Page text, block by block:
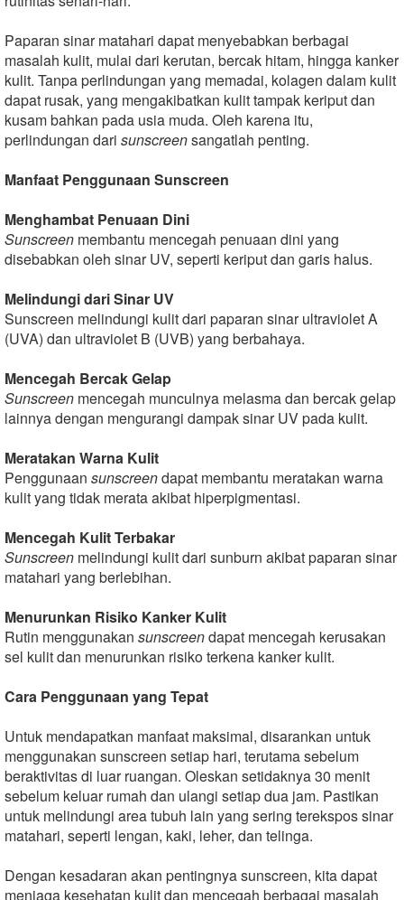
Paparan sinar matahari dapat menyebabkan berbagai
masalah kulit, mulai dari kerutan, bercak hitam, hingga kanker
kulit. Tanpa perlindungan yang memadai, kolagen dalam kulit
dapat rusak, yang mengakibatkan kulit tampak keriput dan
kusam bahkan pada usia muda. Oleh karena itu,
perlindungan dari sunscreensangatlah penting.
Manfaat Penggunaan Sunscreen
Menghambat Penuaan Dini
Sunscreen membantu mencegah penuaan dini yang
disebabkan oleh sinar UV, seperti keriput dan garis halus.
MelindungidariSinar UV
Sunscreen melindungi kulit dari paparan sinar ultraviolet A
(UVA) dan ultraviolet B (UVB) yang berbahaya.
Mencegah BercakGelap
Sunscreen mencegah munculnya melasma dan bercak gelap
lainnya dengan mengurangi dampak sinar UV pada kulit.
Meratakan Warna Kulit
Penggunaan sunscreendapat membantu meratakan warna
kulit yang tidak merata akibat hiperpigmentasi.
Mencegah KulitTerbakar
Sunscreen melindungi kulit dari sunburn akibat paparan sinar
matahari yang berlebihan.
Menurunkan Risiko Kanker Kulit
Rutin menggunakan sunscreendapat mencegah kerusakan
sel kulit dan menurunkan risiko terkena kanker kulit.
Cara Penggunaan yang Tepat
Untuk mendapatkan manfaat maksimal, disarankan untuk
menggunakan sunscreen setiap hari, terutama sebelum
beraktivitas di luar ruangan. Oleskan setidaknya 30 menit
sebelum keluar rumah dan ulangi setiap dua jam. Pastikan
untuk melindungi area tubuh lain yang sering terekspos sinar
matahari, seperti lengan, kaki, leher, dan telinga.
Dengan kesadaran akan pentingnya sunscreen, kita dapat
menjaga kesehatan kulit dan mencegah berbagai masalah